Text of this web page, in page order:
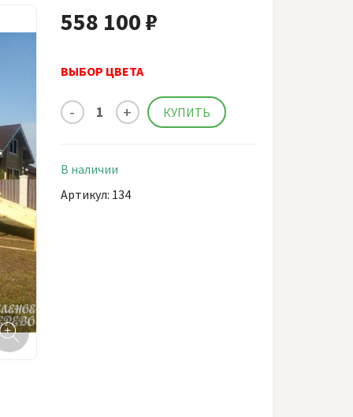
558 100 ₽
ВЫБОР ЦВЕТА
В наличии
Артикул: 134